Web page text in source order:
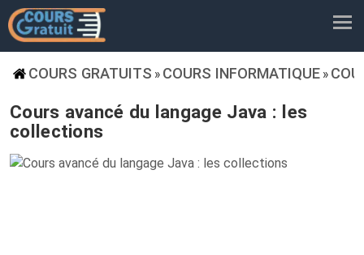
COURS GRATUITS » COURS INFORMATIQUE »
Cours avancé du langage Java : les
collections